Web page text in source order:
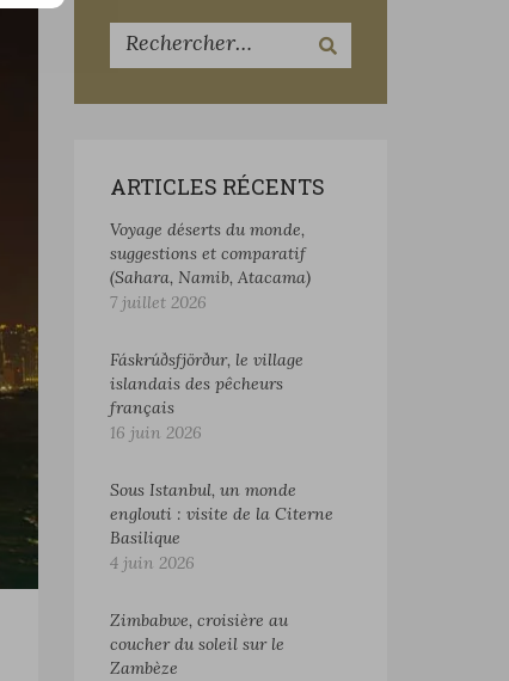
ARTICLES RÉCENTS
Voyage déserts du monde,
suggestions et comparatif
(Sahara, Namib, Atacama)
7 juillet 2026
Fáskrúðsfjörður, le village
islandais des pêcheurs
français
16 juin 2026
Sous Istanbul, un monde
englouti : visite de la Citerne
Basilique
4 juin 2026
Zimbabwe, croisière au
coucher du soleil sur le
Zambèze